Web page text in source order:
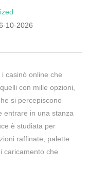
10-2026
casinò online che
con mille opzioni,
si percepiscono
entrare in una stanza
è studiata per
raffinate, palette
caricamento che